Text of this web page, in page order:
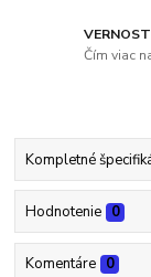
Čím viac
Kompletné
Hodnotenie 0
Komentáre 0